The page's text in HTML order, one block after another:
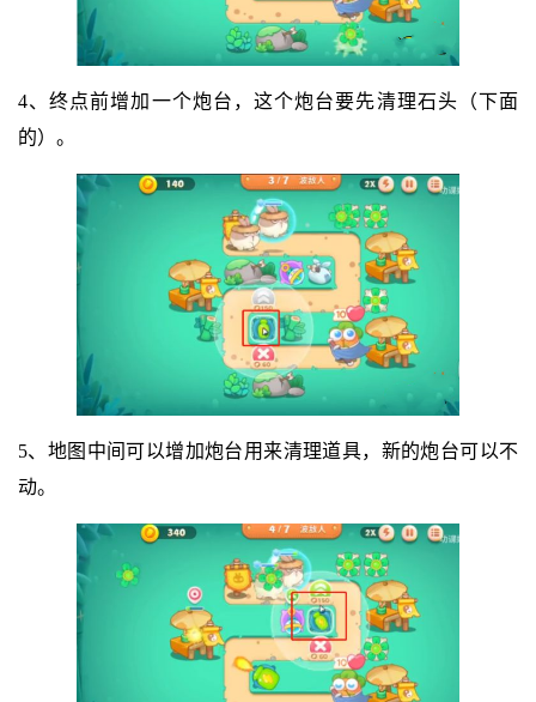
4、终点前增加一个炮台，这个炮台要先清理石头（下面
的）。
5、地图中间可以增加炮台用来清理道具，新的炮台可以不
动。